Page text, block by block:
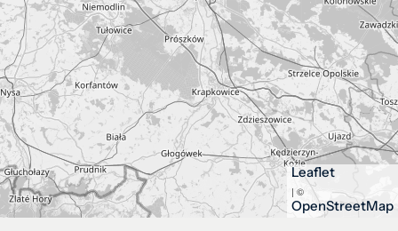
Leaflet
| ©
OpenStreetMap